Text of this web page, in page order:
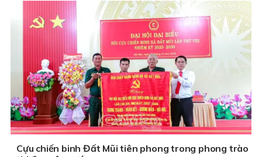
Cựu chiến binh Đất Mũi tiên phong trong phong trào